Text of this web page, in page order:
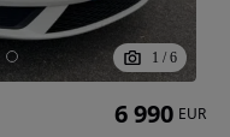
1 / 6
6 990 EUR